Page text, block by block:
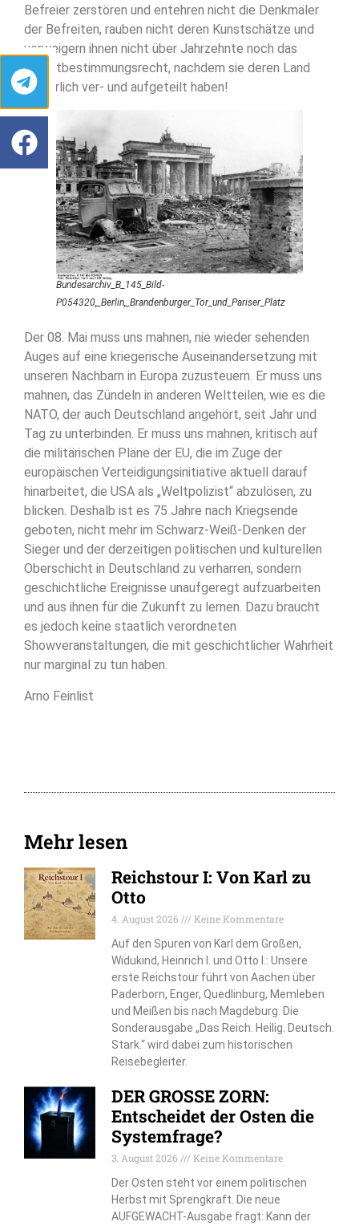
Befreier zerstören und entehren nicht die Denkmäler
der Befreiten, rauben nicht deren Kunstschätze und
verweigern ihnen nicht über Jahrzehnte noch das
Selbstbestimmungsrecht, nachdem sie deren Land
willkürlich ver- und aufgeteilt haben!
Bundesarchiv_B_145_Bild-
P054320,_Berlin,_Brandenburger_Tor_und_Pariser_Platz
Der 08. Mai muss uns mahnen, nie wieder sehenden
Auges auf eine kriegerische Auseinandersetzung mit
unseren Nachbarn in Europa zuzusteuern. Er muss uns
mahnen, das Zündeln in anderen Weltteilen, wie es die
NATO, der auch Deutschland angehört, seit Jahr und
Tag zu unterbinden. Er muss uns mahnen, kritisch auf
die militärischen Pläne der EU, die im Zuge der
europäischen Verteidigungsinitiative aktuell darauf
hinarbeitet, die USA als „Weltpolizist“ abzulösen, zu
blicken. Deshalb ist es 75 Jahre nach Kriegsende
geboten, nicht mehr im Schwarz-Weiß-Denken der
Sieger und der derzeitigen politischen und kulturellen
Oberschicht in Deutschland zu verharren, sondern
geschichtliche Ereignisse unaufgeregt aufzuarbeiten
und aus ihnen für die Zukunft zu lernen. Dazu braucht
es jedoch keine staatlich verordneten
Showveranstaltungen, die mit geschichtlicher Wahrheit
nur marginal zu tun haben.
Arno Feinlist
Mehr lesen
Reichstour I: Von Karl zu
Otto
4. August 2026
Keine Kommentare
Auf den Spuren von Karl dem Großen,
Widukind, Heinrich I. und Otto I.: Unsere
erste Reichstour führt von Aachen über
Paderborn, Enger, Quedlinburg, Memleben
und Meißen bis nach Magdeburg. Die
Sonderausgabe „Das Reich. Heilig. Deutsch.
Stark.“ wird dabei zum historischen
Reisebegleiter.
DER GROSSE ZORN:
Entscheidet der Osten die
Systemfrage?
3. August 2026
Keine Kommentare
Der Osten steht vor einem politischen
Herbst mit Sprengkraft. Die neue
AUFGEWACHT-Ausgabe fragt: Kann der